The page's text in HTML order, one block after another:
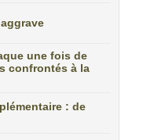
une fois de
confrontés à la
: de